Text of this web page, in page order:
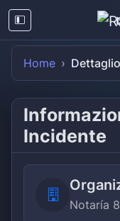
Home
Incidente
Notaría